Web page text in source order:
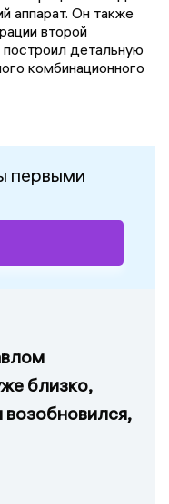
аппарат. Он также
второй
детальную
комбинационного
первыми
близко,